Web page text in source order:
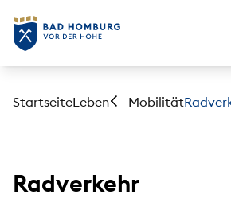
StartseiteLeben Mobilität
Radverkehr